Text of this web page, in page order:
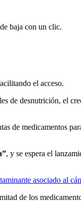
baja con un clic.
el acceso.
de desnutrición, el
de medicamentos
, y se espera el
asociado al
de los